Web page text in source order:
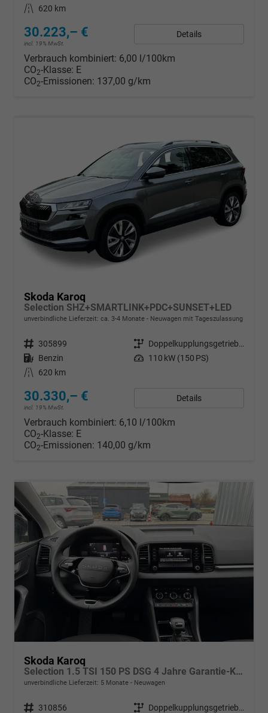
Kilometerstand
620 km
30.223,– €
incl. 19% MwSt.
Details
Verbrauch kombiniert: 6,00 l/100km
CO2-Klasse: E
CO2-Emissionen: 137,00 g/km
Skoda Karoq
Selection SHZ+SMARTLINK+PDC+SUNSET+LED
unverbindliche Lieferzeit: ca. 3-4 Monate Neuwagen mit Tageszulassung
Fahrzeugnr. 305899 Getriebe
Doppelkupplungsgetriebe (DSG)
Kraftstoff Benzin Leistung 110 kW (150 PS)
Kilometerstand
620 km
30.330,– €
incl. 19% MwSt.
Details
Verbrauch kombiniert: 6,10 l/100km
CO2-Klasse: E
CO2-Emissionen: 140,00 g/km
Skoda Karoq
Selection 1.5 TSI 150 PS DSG 4 Jahre Garantie-Keyless Start-AppleCarPlay-AndroidAuto-Sunset-Tempomat-2-Zonen-Klima-16''Alu
unverbindliche Lieferzeit: 5 Monate Neuwagen
Fahrzeugnr. 310856 Getriebe Doppelkupplungsgetriebe (DSG)